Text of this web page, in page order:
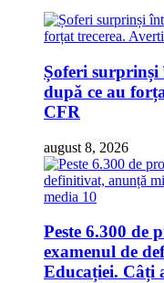
Șoferi
după ce au
CFR
august 8, 2026
Peste 6.300 de
examenul de
Educației. Câți